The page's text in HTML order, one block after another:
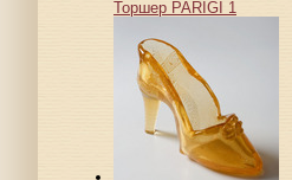
Торшер PARIGI 1